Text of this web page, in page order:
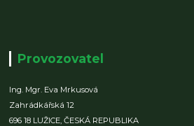
Provozovatel
Ing. Mgr. Eva Mrkusová
Zahrádkářská 12
696 18 LUŽICE,ČESKÁ REPUBLIKA